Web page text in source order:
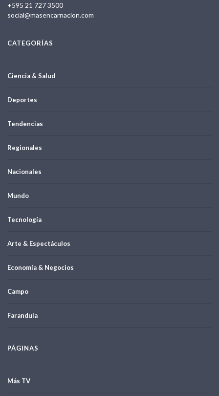
+595 21 727 3500
social@masencarnacion.com
CATEGORÍAS
Ciencia & Salud
Deportes
Tendencias
Regionales
Nacionales
Mundo
Tecnología
Arte & Espectáculos
Economía & Negocios
Campo
Farandula
PÁGINAS
Más TV